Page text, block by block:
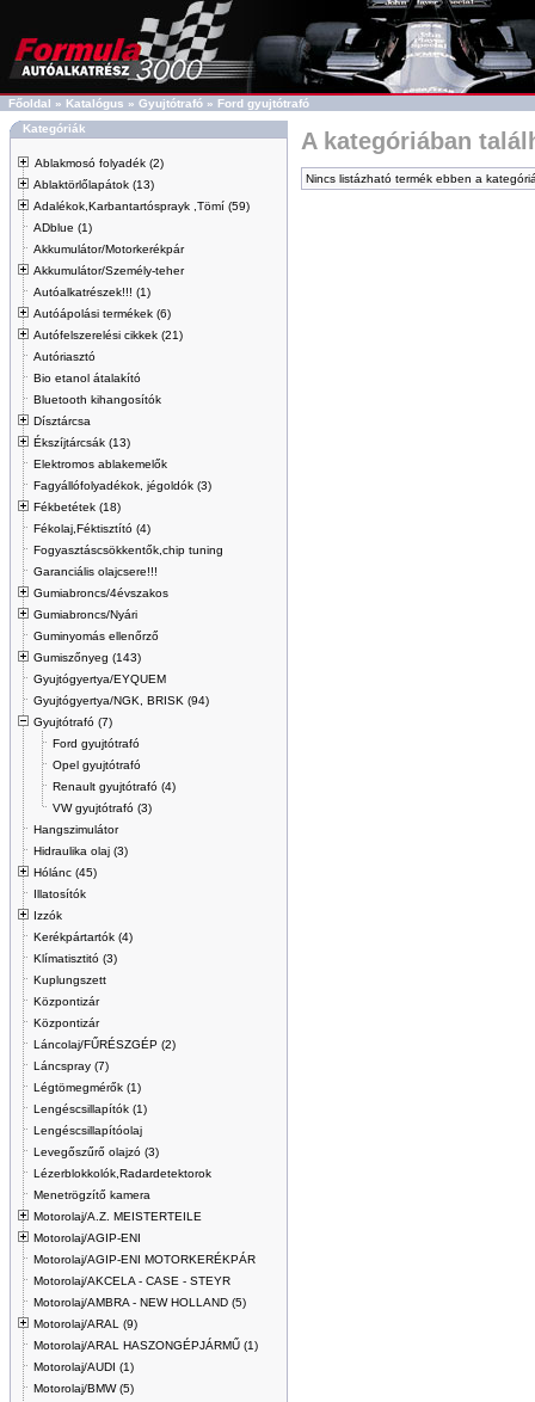
Főoldal » Katalógus » Gyujtótrafó » Ford gyujtótrafó
Kategóriák
Ablakmosó folyadék (2)
Ablaktörlőlapátok (13)
Adalékok,Karbantartósprayk ,Tömí (59)
ADblue (1)
Akkumulátor/Motorkerékpár
Akkumulátor/Személy-teher
Autóalkatrészek!!! (1)
Autóápolási termékek (6)
Autófelszerelési cikkek (21)
Autóriasztó
Bio etanol átalakító
Bluetooth kihangosítók
Dísztárcsa
Ékszíjtárcsák (13)
Elektromos ablakemelők
Fagyállófolyadékok, jégoldók (3)
Fékbetétek (18)
Fékolaj,Féktisztító (4)
Fogyasztáscsökkentők,chip tuning
Garanciális olajcsere!!!
Gumiabroncs/4évszakos
Gumiabroncs/Nyári
Guminyomás ellenőrző
Gumiszőnyeg (143)
Gyujtógyertya/EYQUEM
Gyujtógyertya/NGK, BRISK (94)
Gyujtótrafó (7)
Ford gyujtótrafó
Opel gyujtótrafó
Renault gyujtótrafó (4)
VW gyujtótrafó (3)
Hangszimulátor
Hidraulika olaj (3)
Hólánc (45)
Illatosítók
Izzók
Kerékpártartók (4)
Klímatisztitó (3)
Kuplungszett
Központizár
Központizár
Láncolaj/FŰRÉSZGÉP (2)
Láncspray (7)
Légtömegmérők (1)
Lengéscsillapítók (1)
Lengéscsillapítóolaj
Levegőszűrő olajzó (3)
Lézerblokkolók,Radardetektorok
Menetrögzítő kamera
Motorolaj/A.Z. MEISTERTEILE
Motorolaj/AGIP-ENI
Motorolaj/AGIP-ENI MOTORKERÉKPÁR
Motorolaj/AKCELA - CASE - STEYR
Motorolaj/AMBRA - NEW HOLLAND (5)
Motorolaj/ARAL (9)
Motorolaj/ARAL HASZONGÉPJÁRMŰ (1)
Motorolaj/AUDI (1)
Motorolaj/BMW (5)
A kategóriában
Nincs listázható termék ebben a